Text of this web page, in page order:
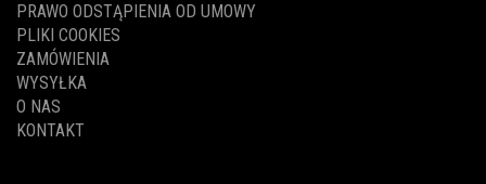
PRAWO ODSTĄPIENIA OD UMOWY
PLIKI COOKIES
ZAMÓWIENIA
WYSYŁKA
O NAS
KONTAKT